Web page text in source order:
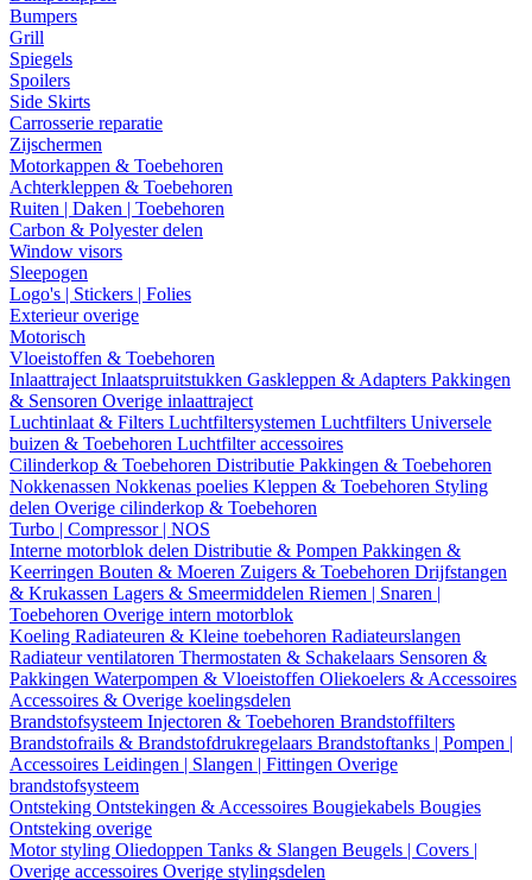
Bumpers
Grill
Spiegels
Spoilers
Side Skirts
Carrosserie reparatie
Zijschermen
Motorkappen & Toebehoren
Achterkleppen & Toebehoren
Ruiten | Daken | Toebehoren
Carbon & Polyester delen
Window visors
Sleepogen
Logo's | Stickers | Folies
Exterieur overige
Motorisch
Vloeistoffen & Toebehoren
Inlaattraject Inlaatspruitstukken Gaskleppen & Adapters Pakkingen
& Sensoren Overige inlaattraject
Luchtinlaat & Filters Luchtfiltersystemen Luchtfilters Universele
buizen & Toebehoren Luchtfilter accessoires
Cilinderkop & Toebehoren Distributie Pakkingen & Toebehoren
Nokkenassen Nokkenas poelies Kleppen & Toebehoren Styling
delen Overige cilinderkop & Toebehoren
Turbo | Compressor | NOS
Interne motorblok delen Distributie & Pompen Pakkingen &
Keerringen Bouten & Moeren Zuigers & Toebehoren Drijfstangen
& Krukassen Lagers & Smeermiddelen Riemen | Snaren |
Toebehoren Overige intern motorblok
Koeling Radiateuren & Kleine toebehoren Radiateurslangen
Radiateur ventilatoren Thermostaten & Schakelaars Sensoren &
Pakkingen Waterpompen & Vloeistoffen Oliekoelers & Accessoires
Accessoires & Overige koelingsdelen
Brandstofsysteem Injectoren & Toebehoren Brandstoffilters
Brandstofrails & Brandstofdrukregelaars Brandstoftanks | Pompen |
Accessoires Leidingen | Slangen | Fittingen Overige
brandstofsysteem
Ontsteking Ontstekingen & Accessoires Bougiekabels Bougies
Ontsteking overige
Motor styling Oliedoppen Tanks & Slangen Beugels | Covers |
Overige accessoires Overige stylingsdelen